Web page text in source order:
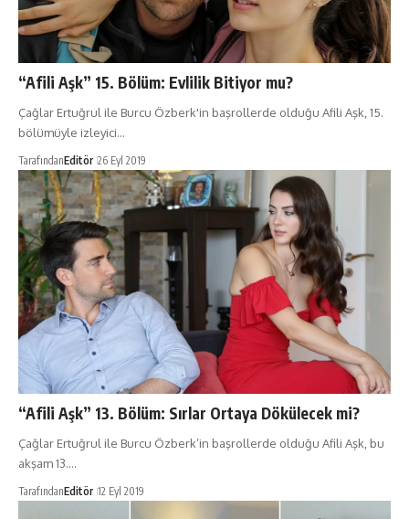
“Afili Aşk” 15. Bölüm: Evlilik Bitiyor mu?
Çağlar Ertuğrul ile Burcu Özberk'in başrollerde olduğu Afili Aşk, 15.
bölümüyle izleyici…
TarafındanEditör 26 Eyl 2019
“Afili Aşk” 13. Bölüm: Sırlar Ortaya Dökülecek mi?
Çağlar Ertuğrul ile Burcu Özberk’in başrollerde olduğu Afili Aşk, bu
akşam 13.…
TarafındanEditör 12 Eyl 2019